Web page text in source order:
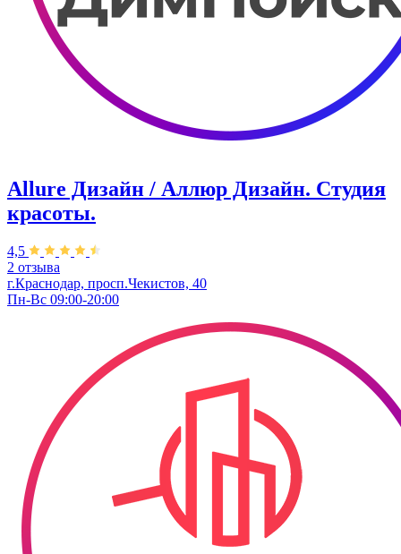
Allure Дизайн / Аллюр Дизайн. Студия
красоты.
4,5
2 отзыва
г.Краснодар, просп.Чекистов, 40
Пн-Вс 09:00-20:00